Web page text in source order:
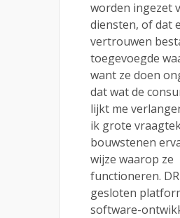
worden ingezet
diensten, of dat
vertrouwen
toegevoegde
want ze doen
dat wat de
lijkt me
ik grote
bouwstenen
wijze waarop ze
functioneren.
gesloten
software-